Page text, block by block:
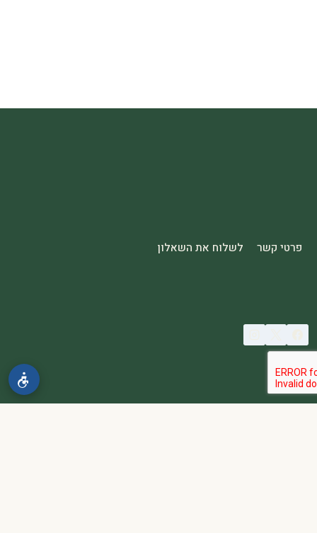
פרטי קשר לשלוח את השאלון
© 2026 spa2000